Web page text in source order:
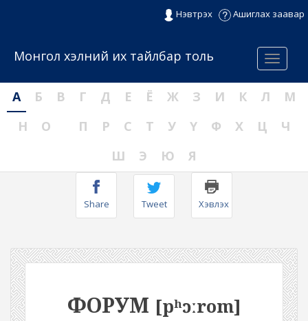
Нэвтрэх Ашиглах заавар
Menu
Монгол хэлний их тайлбар толь
А Б В Г Д Е Ё Ж З И К Л
М
Н
О П Р С Т У Ү Ф Х Ц
Ч
Ш
Э Ю Я
Share Tweet Хэвлэх
ФОРУМ [pʰɔːrom]